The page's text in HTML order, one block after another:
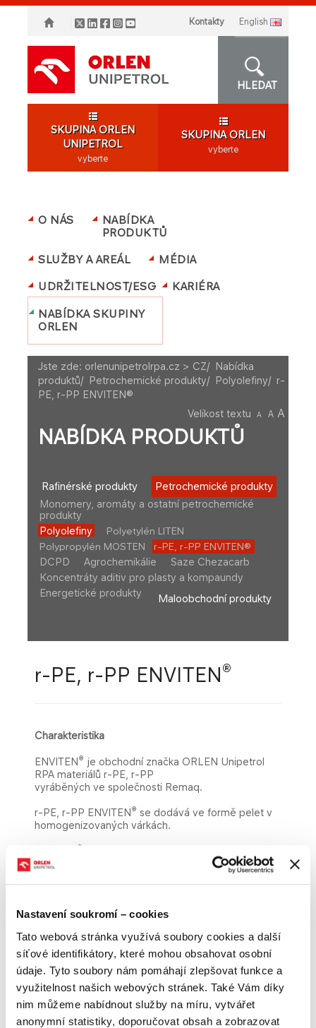
Nastavení soukromí – cookies
Tato webová stránka využívá soubory cookies a další
síťové identifikátory, které mohou obsahovat osobní
údaje. Tyto soubory nám pomáhají zlepšovat funkce a
využitelnost našich webových stránek. Také Vám díky
nim můžeme nabídnout služby na míru, vytvářet
anonymní statistiky, doporučovat obsah a zobrazovat
Kontakty english
HLEDAT
SKUPINA ORLEN
UNIPETROL
vyberte
SKUPINA ORLEN
vyberte
O NÁS
NABÍDKA
PRODUKTŮ
SLUŽBY A AREÁL
MÉDIA
UDRŽITELNOST/ESG
KARIÉRA
NABÍDKA SKUPINY
ORLEN
Jste zde: orlenunipetrolrpa.cz > CZ/ Nabídka
produktů/ Petrochemické produkty/ Polyolefiny/ r-
PE, r-PP ENVITEN®
Velikost textu
A A A
NABÍDKA PRODUKTŮ
Rafinérské produkty Petrochemické produkty
Monomery, aromáty a ostatní petrochemické
produkty
Polyolefiny
Polyetylén LITEN
Polypropylén MOSTEN
r-PE, r-PP ENVITEN®
DCPD Agrochemikálie
Saze Chezacarb
Koncentráty aditiv pro plasty a kompaundy
Energetické produkty
Maloobchodní produkty
r-PE, r-PP ENVITEN®
Charakteristika
ENVITEN® je obchodní značka ORLEN Unipetrol
RPA materiálů r-PE, r-PP
vyráběných ve společnosti Remaq.
r-PE, r-PP ENVITEN® se dodává ve formě pelet v
homogenizovaných várkách.
®
prodlužují životnost při použití.
Aplikace